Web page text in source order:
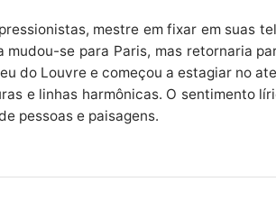
mestre em fixar em suas
se para Paris, mas retornaria
do Louvre e começou a estagiar no
e linhas harmônicas. O sentimento
pessoas e paisagens.